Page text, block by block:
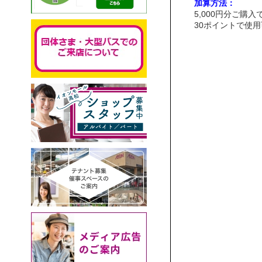
加算方法：
5,000円分ご購入
30ポイントで使用